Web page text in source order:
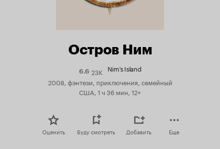
Остров Ним
6.6Рейтинг
6.6
23K Nim's Island
2008, фэнтези, приключения, семейный
США, 1 ч 36 мин, 12+
Оценить Буду смотреть Добавить Еще